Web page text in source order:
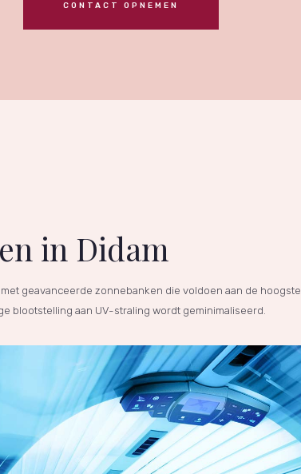
CONTACT OPNEMEN
in Didam
geavanceerde zonnebanken die voldoen aan de hoogste
blootstelling aan UV-straling wordt geminimaliseerd.